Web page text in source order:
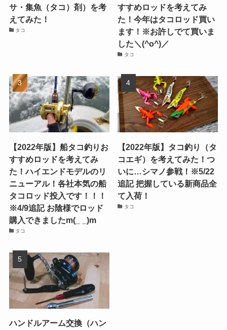
サ・集魚（タコ）剤）を考
えてみた！
タコ
すすめロッドを考えてみ
た！今年はタコロッド買い
ます！※お許しでて買いま
した＼(^o^)／
タコ
【2022年版】船タコ釣りお
すすめロッドを考えてみ
た！ハイエンドモデルのリ
ニューアル！各社本気の船
タコロッド投入です！！！
※4/9追記 お陰様でロッド
購入できましたm(_ _)m
タコ
【2022年版】タコ釣り（タ
コエギ）を考えてみた！つ
いに…シマノ参戦！※5/22
追記 把握している新商品全
て入荷！
タコ
ハンドルアーム交換（ハン